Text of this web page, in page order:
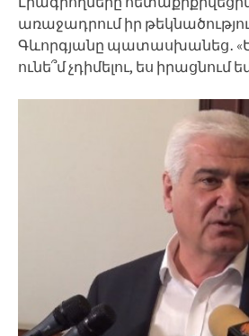
առաջադրում իր
Գևորգյանը պատասխանեց․
ունե՞մ չդիմելու, ես իրացնում